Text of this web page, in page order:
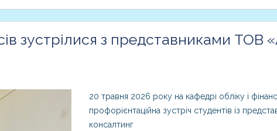
зустрілися з представниками ТОВ
20 травня 2026 року на кафедрі обліку і
профорієнтаційна зустріч студентів із
консалтинг